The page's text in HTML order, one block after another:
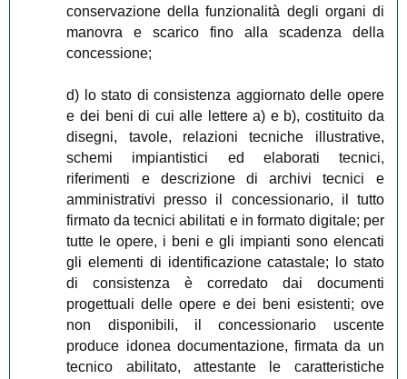
conservazione della funzionalità degli organi di
manovra e scarico fino alla scadenza della
concessione;
d) lo stato di consistenza aggiornato delle opere
e dei beni di cui alle lettere a) e b), costituito da
disegni, tavole, relazioni tecniche illustrative,
schemi impiantistici ed elaborati tecnici,
riferimenti e descrizione di archivi tecnici e
amministrativi presso il concessionario, il tutto
firmato da tecnici abilitati e in formato digitale; per
tutte le opere, i beni e gli impianti sono elencati
gli elementi di identificazione catastale; lo stato
di consistenza è corredato dai documenti
progettuali delle opere e dei beni esistenti; ove
non disponibili, il concessionario uscente
produce idonea documentazione, firmata da un
tecnico abilitato, attestante le caratteristiche